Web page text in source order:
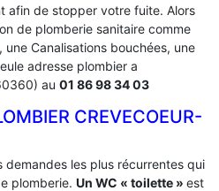
afin de stopper votre fuite. Alors
de plomberie sanitaire comme
une Canalisations bouchées, une
adresse plombier a
au 01 86 98 34 03
CREVECOEUR-
demandes les plus récurrentes qui
plomberie. Un WC « toilette » est